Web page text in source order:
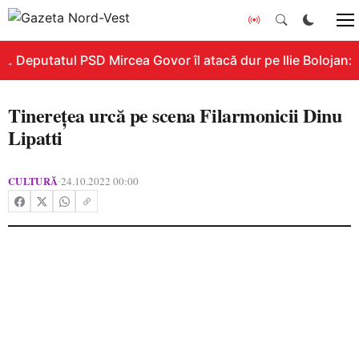
Deputatul PSD Mircea Govor îl atacă dur pe Ilie
Tinerețea urcă pe scena Filarmonicii Dinu
Lipatti
CULTURĂ•24.10.2022 00:00